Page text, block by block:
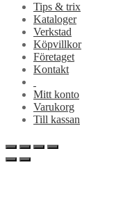
Tips & trix
Kataloger
Verkstad
Köpvillkor
Företaget
Kontakt
Mitt konto
Varukorg
Till kassan